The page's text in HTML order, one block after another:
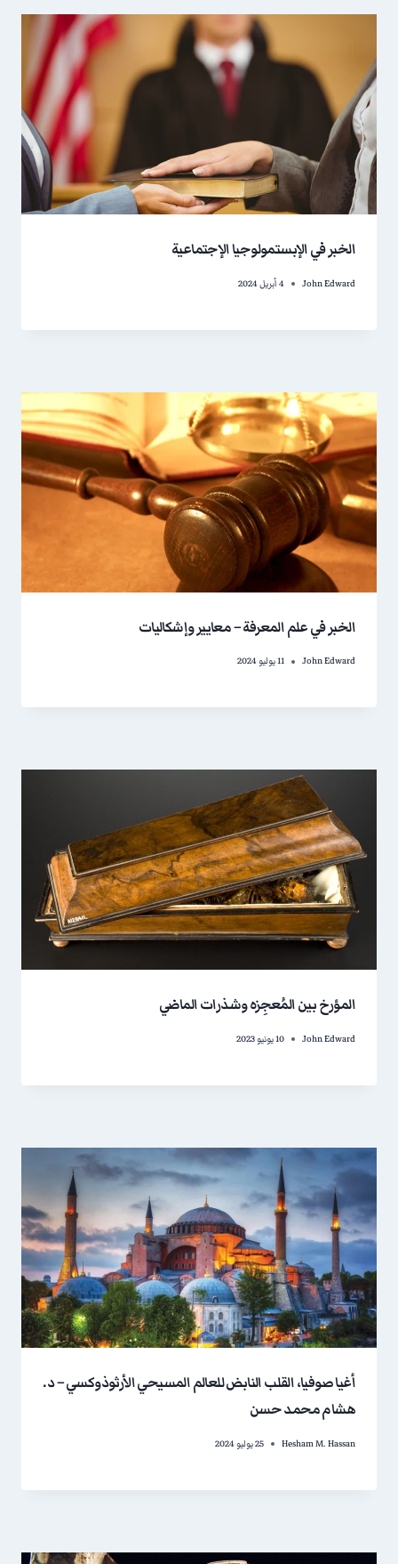
الخبر في الإبستمولوجيا الإجتماعية
John Edward 4 أبريل 2024
الخبر في علم المعرفة – معايير وإشكاليات
John Edward 11 يوليو 2024
المؤرخ بين المُعجِزه وشذرات الماضي
John Edward 10 يونيو 2023
أغيا صوفيا، القلب النابض للعالم المسيحي الأرثوذوكسي – د.
هشام محمد حسن
Hesham M. Hassan 25 يوليو 2024